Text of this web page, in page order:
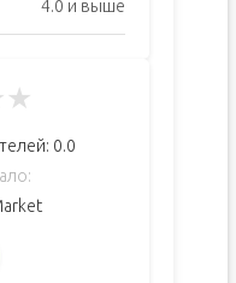
4.0 и выше
★
0.0